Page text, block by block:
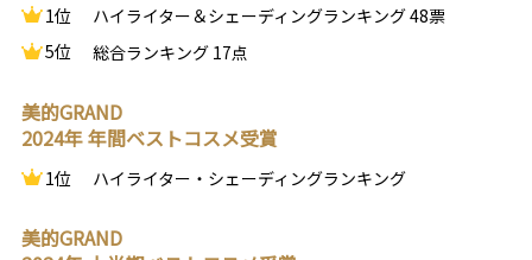
1位
ハイライター＆シェーディングランキング 48票
5位
総合ランキング 17点
美的GRAND
2024年 年間ベストコスメ受賞
1位 ハイライター・シェーディングランキング
美的GRAND